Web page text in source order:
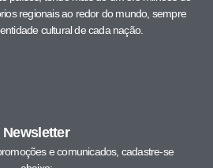
regionais ao redor do mundo, sempre
cultural de cada nação.
Newsletter
e comunicados, cadastre-se